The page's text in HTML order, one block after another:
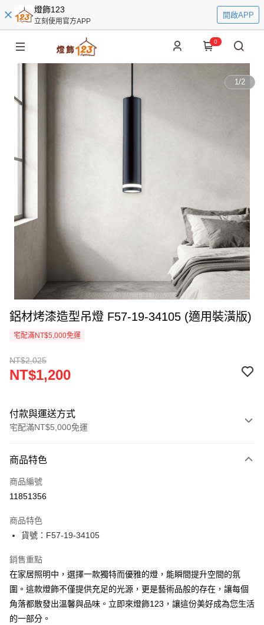
燈飾123
立刻使用官方APP
開啟APP
0
1/2
鋁材烤漆造型吊燈 F57-19-34105 (適用裝潢版)
宅配滿NT$5,000免運
NT$2,025
NT$1,200
付款與運送方式
宅配滿NT$5,000免運
信用卡一次付款
LINE Pay
街口支付
悠遊付
Google Pay
全盈+PAY
AFTEE先享後付
商品特色
商品編號
11851356
商品特色
貨號：F57-19-34105
銷售重點
在家居照明中，選擇一款獨特而優雅的燈，能瞬間提升空間的氛
圍。這款燈飾不僅提供充足的光源，更是藝術品般的存在，讓每個
角落都散發出溫馨與品味。立即來燈飾123，讓這份美好成為您生活
的一部分。